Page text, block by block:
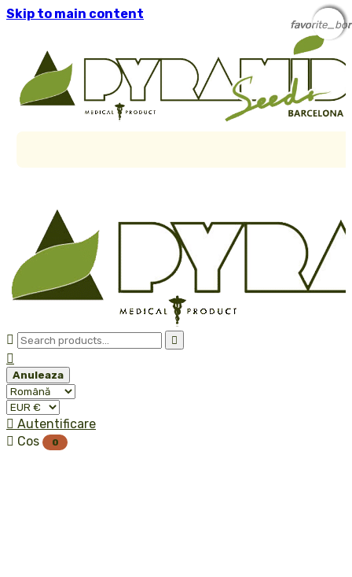
Skip to main content
 

Anuleaza
 Autentificare
 Cos 0